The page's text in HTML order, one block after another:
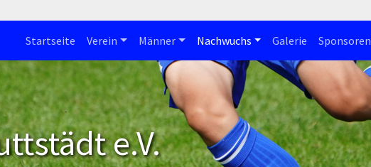
Startseite Verein Männer Nachwuchs Galerie Sponsoren
e.V.